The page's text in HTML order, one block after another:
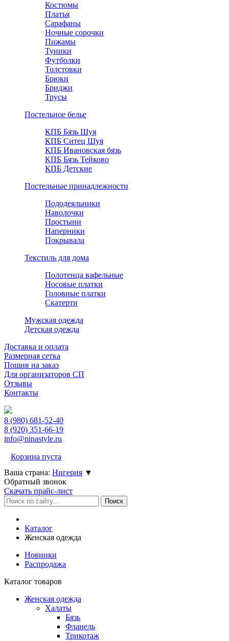
Костюмы
Платья
Сарафаны
Ночные сорочки
Пижамы
Туники
Футболки
Толстовки
Брюки
Бриджи
Трусы
Постельное белье
КПБ Бязь Шуя
КПБ Ситец Шуя
КПБ Ивановская бязь
КПБ Бязь Тейково
КПБ Детские
Постельные принадлежности
Пододеяльники
Наволочки
Простыни
Наперники
Покрывала
Текстиль для дома
Полотенца вафельные
Носовые платки
Головные платки
Скатерти
Мужская одежда
Детская одежда
Доставка и оплата
Размерная сетка
Пошив на заказ
Для организаторов СП
Отзывы
Контакты
8 (980) 681-52-40
8 (920) 351-66-19
info@ninastyle.ru
Корзина пуста
Ваша страна: Нигерия ▼
Обратный звонок
Скачать прайс-лист
Каталог
Женская одежда
Новинки
Распродажа
Каталог товаров
Женская одежда
Халаты
Бязь
Фланель
Трикотаж